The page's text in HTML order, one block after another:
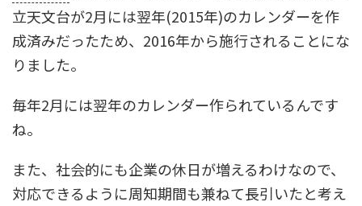
立天文台が2月には翌年(2015年)のカレンダーを作
成済みだったため、2016年から施行されることにな
りました。
毎年2月には翌年のカレンダー作られているんです
ね。
また、社会的にも企業の休日が増えるわけなので、
対応できるように周知期間も兼ねて長引いたと考え